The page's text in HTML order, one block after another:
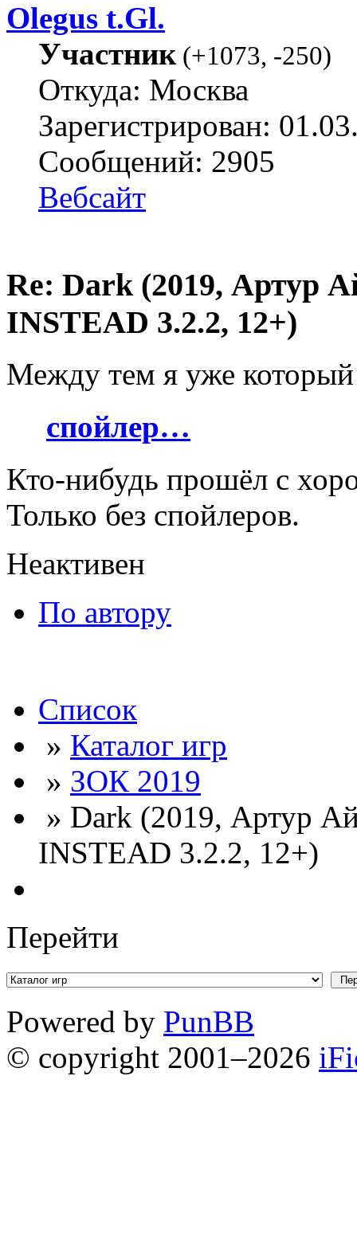
Olegus t.Gl.
Участник(+1073, -250)
Откуда: Москва
Зарегистрирован:
Сообщений: 2905
Вебсайт
Re: Dark (2019, Артур
INSTEAD 3.2.2, 12+)
Между тем я уже
спойлер…
Кто-нибудь прошёл с
Только без спойлеров.
Неактивен
По автору
Список
» Каталог игр
» ЗОК 2019
» Dark (2019, Артур
INSTEAD 3.2.2, 12+)
Перейти
Powered by PunBB
© copyright 2001–2026